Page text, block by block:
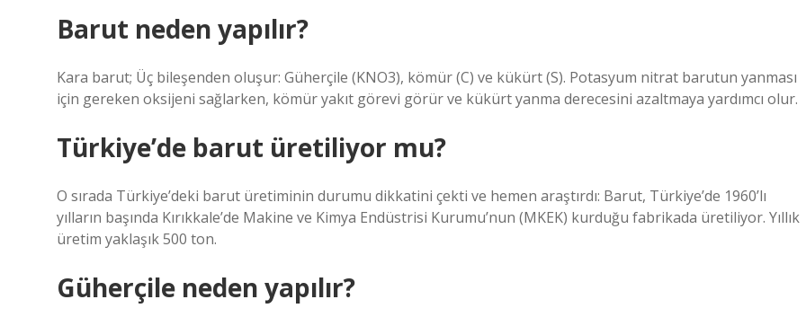
Barut neden yapılır?
Kara barut; Üç bileşenden oluşur: Güherçile (KNO3), kömür (C) ve kükürt (S). Potasyum nitrat barutun yanması
için gereken oksijeni sağlarken, kömür yakıt görevi görür ve kükürt yanma derecesini azaltmaya yardımcı olur.
Türkiye’de barut üretiliyor mu?
O sırada Türkiye’deki barut üretiminin durumu dikkatini çekti ve hemen araştırdı: Barut, Türkiye’de 1960’lı
yılların başında Kırıkkale’de Makine ve Kimya Endüstrisi Kurumu’nun (MKEK) kurduğu fabrikada üretiliyor. Yıllık
üretim yaklaşık 500 ton.
Güherçile neden yapılır?